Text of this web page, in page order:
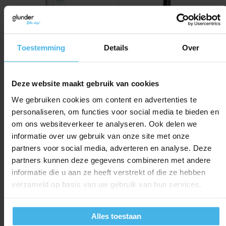
Toestemming Details Over
Deze website maakt gebruik van cookies
We gebruiken cookies om content en advertenties te
personaliseren, om functies voor social media te bieden en
om ons websiteverkeer te analyseren. Ook delen we
informatie over uw gebruik van onze site met onze
partners voor social media, adverteren en analyse. Deze
partners kunnen deze gegevens combineren met andere
informatie die u aan ze heeft verstrekt of die ze hebben
verzameld op basis van uw gebruik van hun services.
Alles toestaan
Direct leverbaar
Gum Sonic Daily
Batterij
Inhoud: per stuk
Normale prijs
9,89
Direct leverbaar
Inhoud: 2 stuks
Normale prijs
5,95